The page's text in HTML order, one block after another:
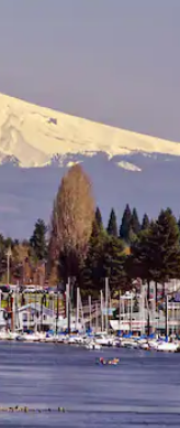
parcourir ou en